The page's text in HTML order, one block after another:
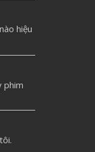
hiệu
phim